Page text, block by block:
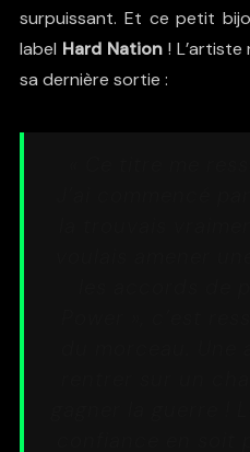
surpuissant. Et ce petit
label Hard Nation! L’artiste
sa dernière sortie :